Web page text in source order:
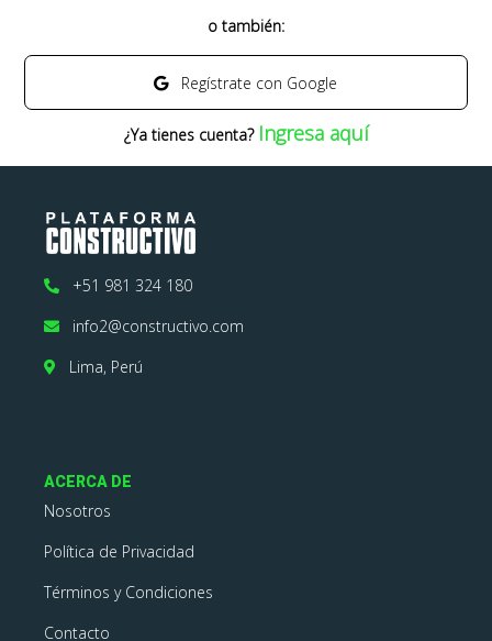
o también:
Regístrate con Google
¿Ya tienes cuenta? Ingresa aquí
+51 981 324 180
info2@constructivo.com
Lima, Perú
ACERCA DE
Nosotros
Política de Privacidad
Términos y Condiciones
Contacto